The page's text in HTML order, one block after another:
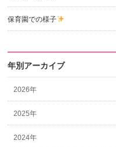
保育園での様子
年別アーカイブ
2026年
2025年
2024年